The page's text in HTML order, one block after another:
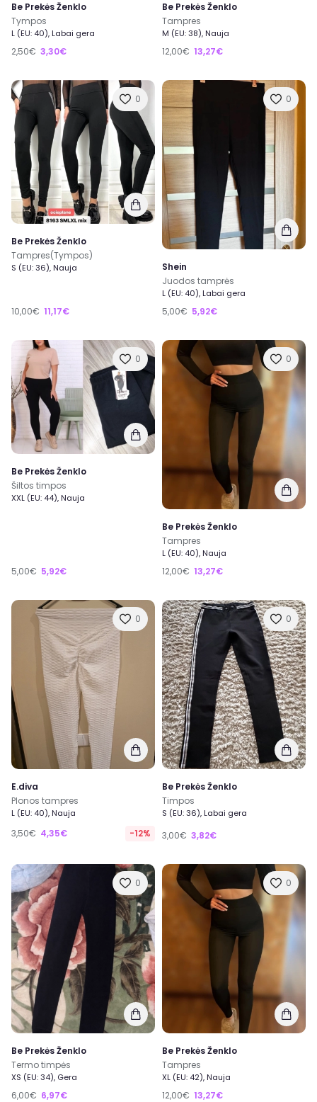
Be Prekės Ženklo
Tympos
L (EU: 40), Labai gera
2,50€ 3,30€
Be Prekės Ženklo
Tampres
M (EU: 38), Nauja
12,00€ 13,27€
0
Be Prekės Ženklo
Tampres(Tympos)
S (EU: 36), Nauja
10,00€ 11,17€
0
Shein
Juodos tamprės
L (EU: 40), Labai gera
5,00€ 5,92€
0
Be Prekės Ženklo
Šiltos timpos
XXL (EU: 44), Nauja
5,00€ 5,92€
0
Be Prekės Ženklo
Tampres
L (EU: 40), Nauja
12,00€ 13,27€
0
E.diva
Plonos tampres
L (EU: 40), Nauja
3,50€ 4,35€ -12%
0
Be Prekės Ženklo
Timpos
S (EU: 36), Labai gera
3,00€ 3,82€
0
Be Prekės Ženklo
Termo timpės
XS (EU: 34), Gera
6,00€ 6,97€
0
Be Prekės Ženklo
Tampres
XL (EU: 42), Nauja
12,00€ 13,27€